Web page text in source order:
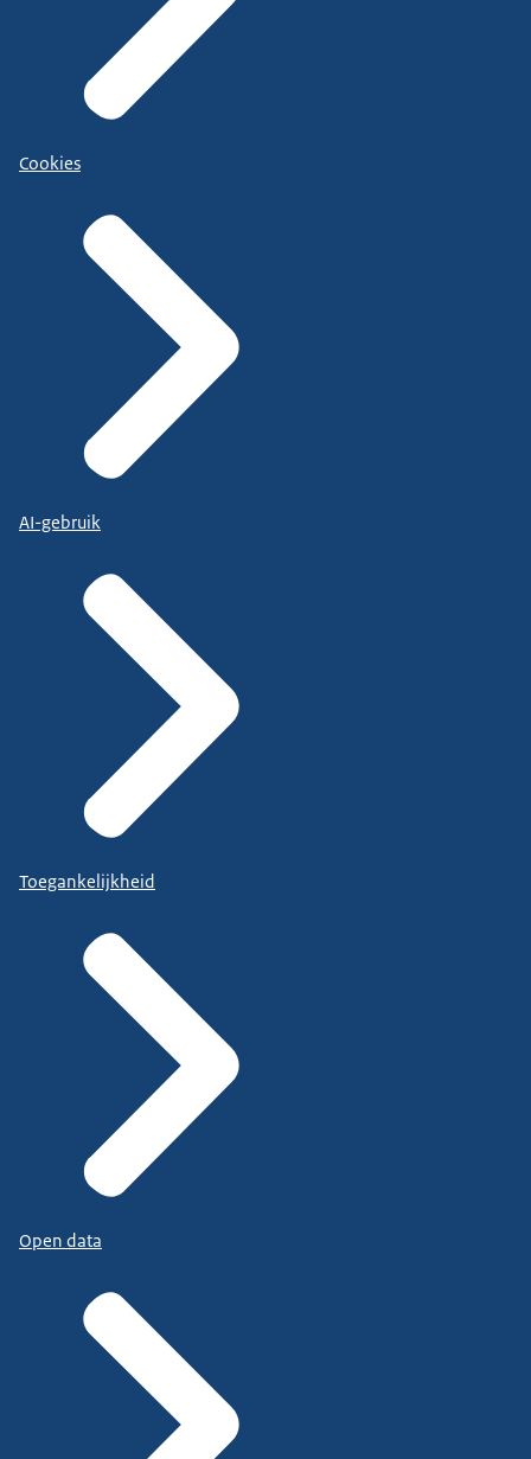
Cookies
AI-gebruik
Toegankelijkheid
Open data